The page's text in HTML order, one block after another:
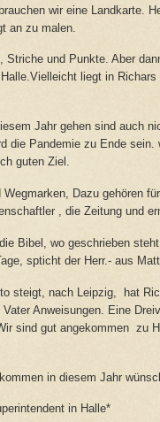
wir eine Landkarte.
an zu malen.
Striche und Punkte. Aber
liegt in
Jahr gehen sind auch
die Pandemie zu Ende sein.
guten Ziel.
Wegmarken, Dazu gehören
, die Zeitung und
Bibel, wo geschrieben
spticht der Herr.- aus
steigt, nach Leipzig, hat
Anweisungen. Eine
sind gut angekommen zu
in diesem Jahr
in Halle*